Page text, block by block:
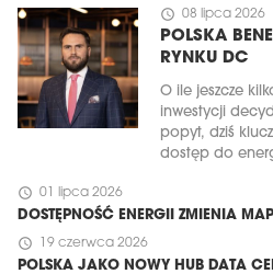
schedule 08 lipca 2026
POLSKA
RYNKU DC
O ile jeszcze
inwestycji
popyt, dziś
dostęp do
schedule 01 lipca 2026
DOSTĘPNOŚĆ ENERGII ZMIENIA
schedule 19 czerwca 2026
POLSKA JAKO NOWY HUB DATA